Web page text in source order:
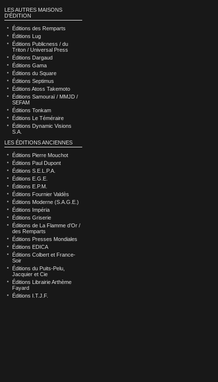
LES AUTRES MAISONS
D'ÉDITION
Éditions des Remparts
Éditions Lug
Éditions Publicness / du
Triton / Universal Press
Éditions Dargaud
Éditions Gama
Éditions du Square
Éditions Septimus
Éditions Atoss Takemoto
Éditions Samouraï / MMJD /
SEFAM
Éditions Tonkam
Éditions Le Téméraire
Éditions Dynamic Visions
S.A.
LES ÉDITIONS ANCIENNES
Éditions Pierre Mouchot
Éditions Paul Dupont
Éditions S.E.L.P.A.
Éditions E.G.E.
Éditions E.P.M.
Éditions Fournier Valdès
Éditions Moderne (S.A.G.E.)
Éditions Impéria
Éditions Griserie
Éditions de La Flamme d’Or /
des Remparts
Éditions Presses Mondiales
Éditions EDICA
Éditions Colbert et France-
Soir
Éditions du Puits-Pelu,
Jacquier et Cie
Éditions Librairie Arthème
Fayard
Éditions I.T.J.F.